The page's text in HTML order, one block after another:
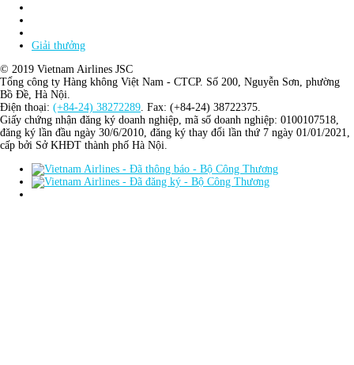
Giải thưởng
© 2019 Vietnam Airlines JSC
Tổng công ty Hàng không Việt Nam - CTCP. Số 200, Nguyễn Sơn, phường
Bồ Đề, Hà Nội.
Điện thoại: (+84-24) 38272289 . Fax: (+84-24) 38722375.
Giấy chứng nhận đăng ký doanh nghiệp, mã số doanh nghiệp: 0100107518,
đăng ký lần đầu ngày 30/6/2010, đăng ký thay đổi lần thứ 7 ngày 01/01/2021,
cấp bởi Sở KHĐT thành phố Hà Nội.